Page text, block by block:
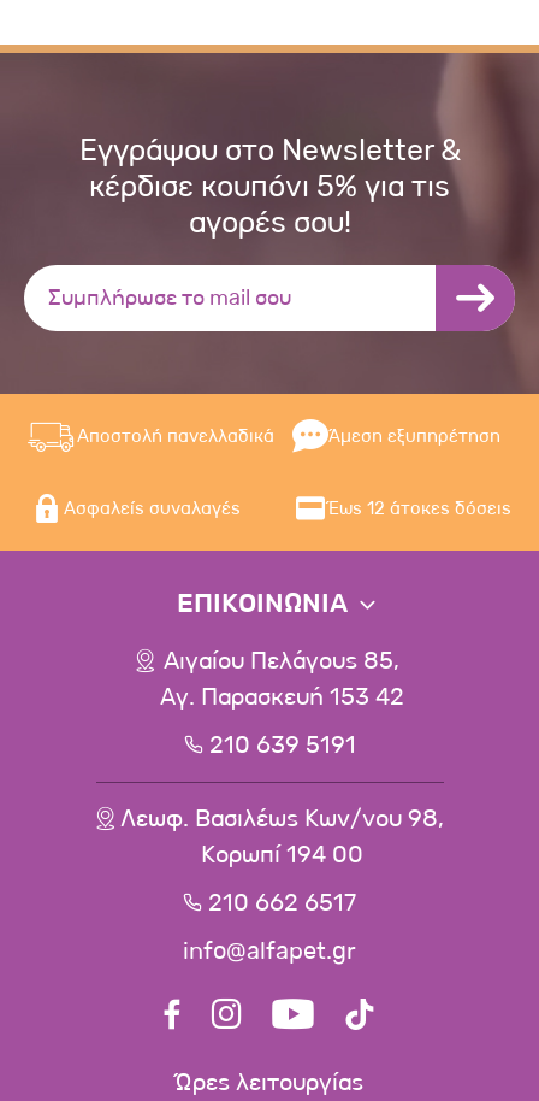
Εγγράψου στο Newsletter &
κέρδισε κουπόνι 5% για τις
αγορές σου!
Αποστολή πανελλαδικά Άμεση εξυπηρέτηση
Ασφαλείς συναλαγές Έως 12 άτοκες δόσεις
ΕΠΙΚΟΙΝΩΝΙΑ
Αιγαίου Πελάγους 85,
Αγ. Παρασκευή 153 42
210 639 5191
Λεωφ. Βασιλέως Κων/νου 98,
Κορωπί 194 00
210 662 6517
info@alfapet.gr
Ώρες λειτουργίας